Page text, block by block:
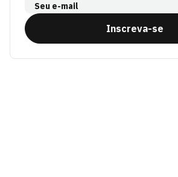
Seu e-mail
Inscreva-se